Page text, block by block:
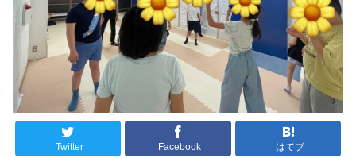
Twitter Facebook はてブ